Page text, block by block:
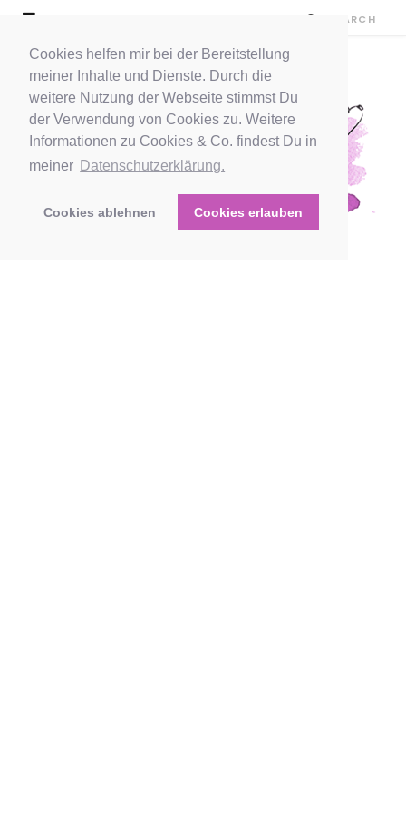
Cookies helfen mir bei der Bereitstellung
meiner Inhalte und Dienste. Durch die
weitere Nutzung der Webseite stimmst Du
der Verwendung von Cookies zu. Weitere
Informationen zu Cookies & Co. findest Du in
meiner Datenschutzerklärung.
Cookies ablehnen Cookies erlauben